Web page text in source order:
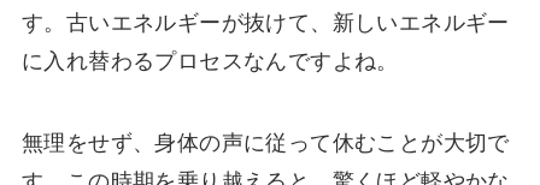
す。古いエネルギーが抜けて、新しいエネルギー
に入れ替わるプロセスなんですよね。
無理をせず、身体の声に従って休むことが大切で